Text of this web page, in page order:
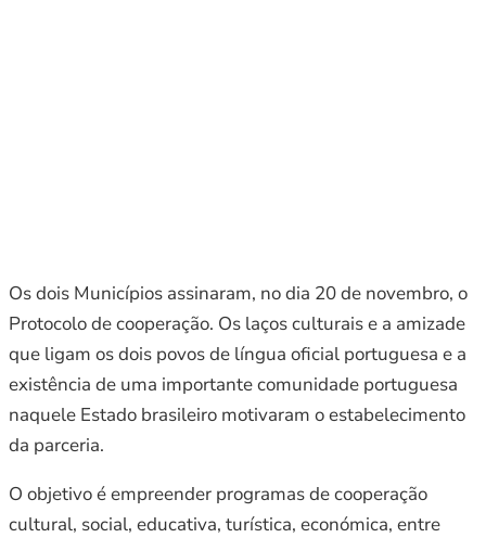
Os dois Municípios assinaram, no dia 20 de novembro, o
Protocolo de cooperação. Os laços culturais e a amizade
que ligam os dois povos de língua oficial portuguesa e a
existência de uma importante comunidade portuguesa
naquele Estado brasileiro motivaram o estabelecimento
da parceria.
O objetivo é empreender programas de cooperação
cultural, social, educativa, turística, económica, entre